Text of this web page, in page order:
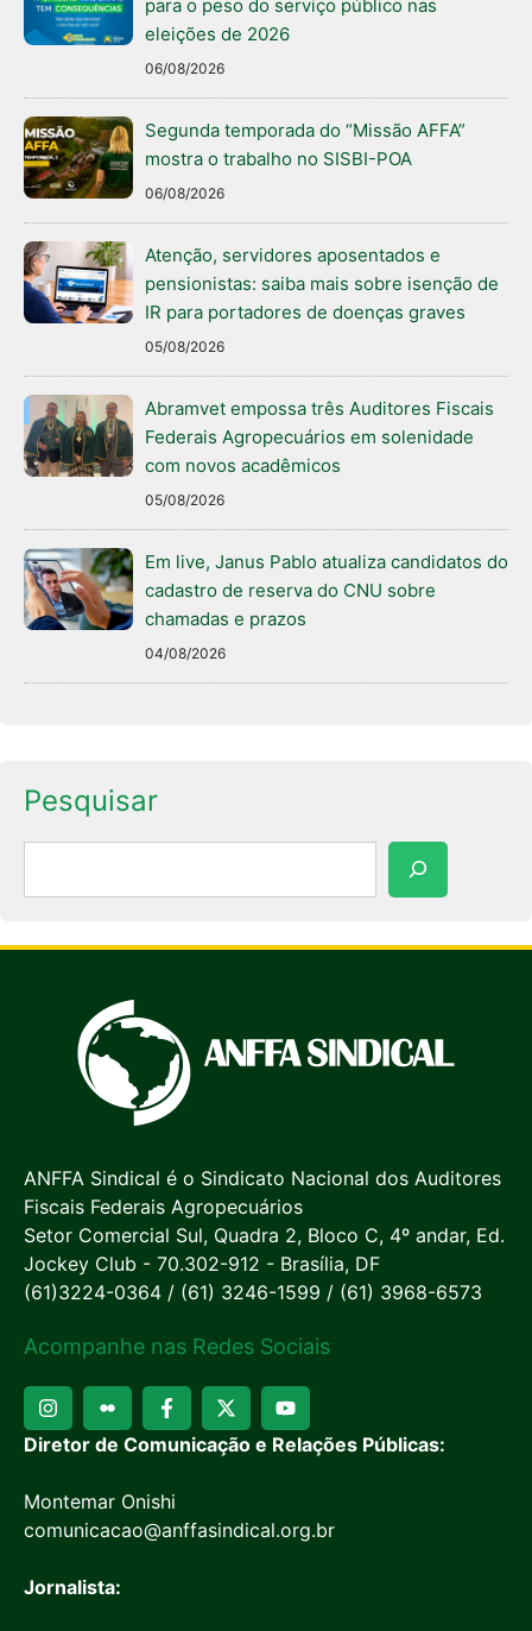
para o peso do serviço público nas
eleições de 2026
06/08/2026
Segunda temporada do “Missão AFFA”
mostra o trabalho no SISBI-POA
06/08/2026
Atenção, servidores aposentados e
pensionistas: saiba mais sobre isenção de
IR para portadores de doenças graves
05/08/2026
Abramvet empossa três Auditores Fiscais
Federais Agropecuários em solenidade
com novos acadêmicos
05/08/2026
Em live, Janus Pablo atualiza candidatos do
cadastro de reserva do CNU sobre
chamadas e prazos
04/08/2026
Pesquisar
ANFFA Sindical é o Sindicato Nacional dos Auditores
Fiscais Federais Agropecuários
Setor Comercial Sul, Quadra 2, Bloco C, 4º andar, Ed.
Jockey Club - 70.302-912 - Brasília, DF
(61)3224-0364 / (61) 3246-1599 / (61) 3968-6573
Acompanhe nas Redes Sociais
Diretor de Comunicação e Relações Públicas:
Montemar Onishi
comunicacao@anffasindical.org.br
Jornalista: